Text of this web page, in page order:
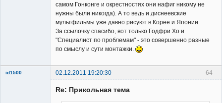
самом Гонконге и окрестностях они нафиг никому не
нужны были никогда). А то ведь и диснеевские
мультфильмы уже давно рисуют в Корее и Японии.
За ссылочку спасибо, вот только Годфри Хо и
"Специалист по проблемам" - это совершенно разные
по смыслу и сути монтажки.
64
id1500
02.12.2011 19:20:30
Re: Прикольная тема